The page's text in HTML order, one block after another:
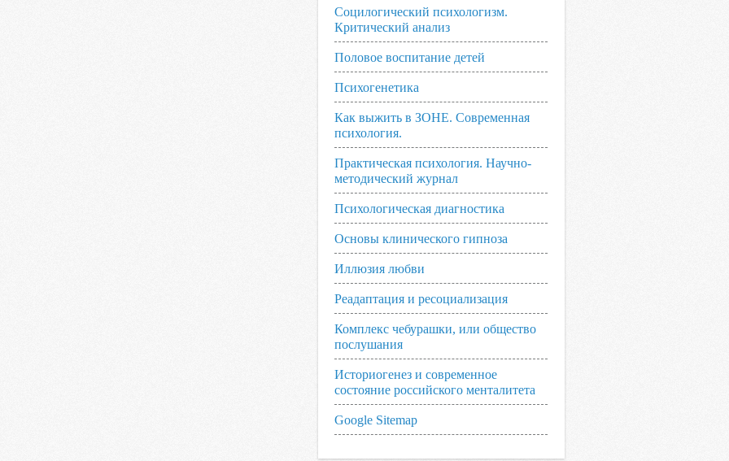
Социлогический психологизм.
Критический анализ
Половое воспитание детей
Психогенетика
Как выжить в ЗОНЕ. Современная
психология.
Практическая психология. Научно-
методический журнал
Психологическая диагностика
Основы клинического гипноза
Иллюзия любви
Реадаптация и ресоциализация
Комплекс чебурашки, или общество
послушания
Историогенез и современное
состояние российского менталитета
Google Sitemap